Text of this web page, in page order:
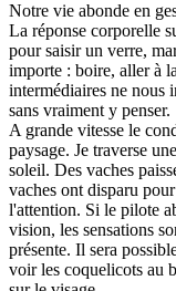
Notre vie abonde en
La réponse corporelle
pour saisir un verre,
importe : boire, aller à
intermédiaires ne nous
sans vraiment y penser.
A grande vitesse le
paysage. Je traverse
soleil. Des vaches
vaches ont disparu
l'attention. Si le pilote
vision, les sensations
présente. Il sera
voir les coquelicots au